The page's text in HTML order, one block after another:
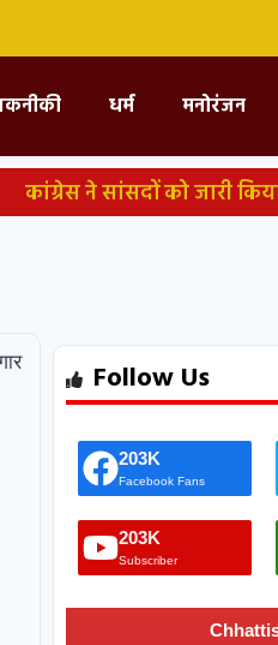
धर्म मनोरंजन
कांग्रेस ने सांसदों को जारी
हो सकती है अमेरिका-ईरान
Follow Us
203K
Facebook Fans
203K
Subscriber